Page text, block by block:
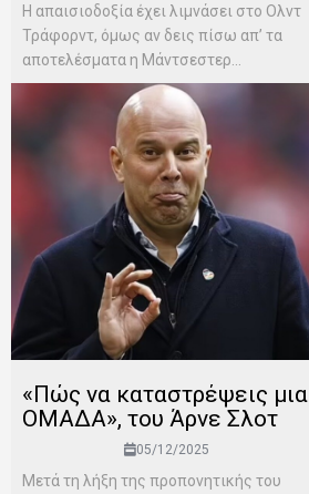
Η απαισιοδοξία έχει λιμνάσει στο Ολντ
Τράφορντ, όμως αν δεις πίσω απ’ τα
αποτελέσματα η Μάντσεστερ...
«Πώς να καταστρέψεις μια
ΟΜΑΔΑ», του Άρνε Σλοτ
05/12/2025
Μετά τη λήξη της προπονητικής του